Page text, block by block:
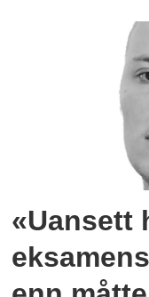
«Uansett